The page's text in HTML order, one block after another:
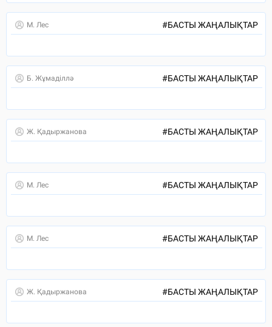
М. Лес #БАСТЫ ЖАҢАЛЫҚТАР
Б. Жұмаділлә #БАСТЫ ЖАҢАЛЫҚТАР
Ж. Қадыржанова #БАСТЫ ЖАҢАЛЫҚТАР
М. Лес #БАСТЫ ЖАҢАЛЫҚТАР
М. Лес #БАСТЫ ЖАҢАЛЫҚТАР
Ж. Қадыржанова #БАСТЫ ЖАҢАЛЫҚТАР